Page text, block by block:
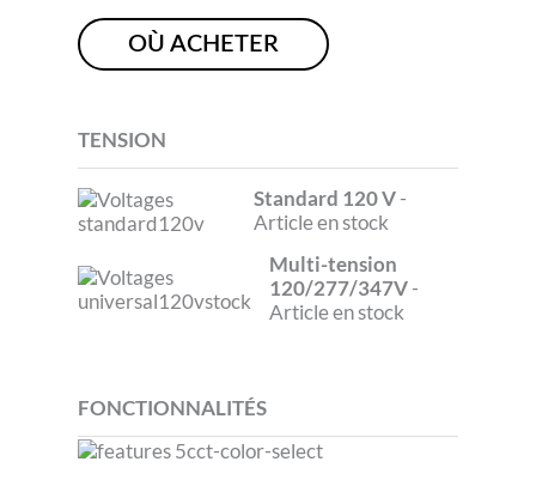
OÙ ACHETER
TENSION
Standard 120 V-
Article en stock
Multi-tension
120/277/347V-
Article en stock
FONCTIONNALITÉS